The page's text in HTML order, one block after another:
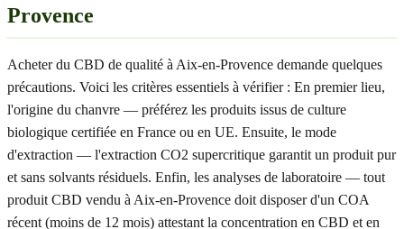
Provence
Acheter du CBD de qualité à Aix-en-Provence demande quelques
précautions. Voici les critères essentiels à vérifier : En premier lieu,
l'origine du chanvre — préférez les produits issus de culture
biologique certifiée en France ou en UE. Ensuite, le mode
d'extraction — l'extraction CO2 supercritique garantit un produit pur
et sans solvants résiduels. Enfin, les analyses de laboratoire — tout
produit CBD vendu à Aix-en-Provence doit disposer d'un COA
récent (moins de 12 mois) attestant la concentration en CBD et en